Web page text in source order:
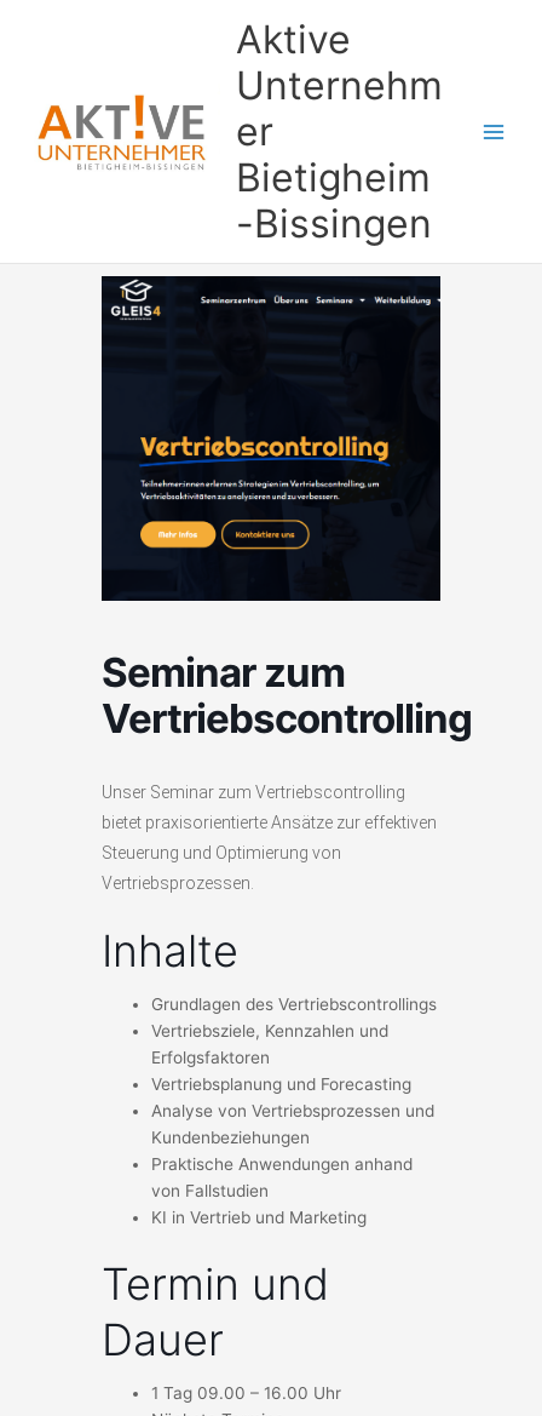
Aktive
Unternehm
er
Bietigheim
-Bissingen
Seminar zum
Vertriebscontrolling
Unser Seminar zum Vertriebscontrolling
bietet praxisorientierte Ansätze zur effektiven
Steuerung und Optimierung von
Vertriebsprozessen.
Inhalte
Grundlagen des Vertriebscontrollings
Vertriebsziele, Kennzahlen und
Erfolgsfaktoren
Vertriebsplanung und Forecasting
Analyse von Vertriebsprozessen und
Kundenbeziehungen
Praktische Anwendungen anhand
von Fallstudien
KI in Vertrieb und Marketing
Termin und
Dauer
1 Tag 09.00 – 16.00 Uhr